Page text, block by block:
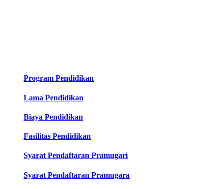
Program Pendidikan
Lama Pendidikan
Biaya Pendidikan
Fasilitas Pendidikan
Syarat Pendaftaran Pramugari
Syarat Pendaftaran Pramugara